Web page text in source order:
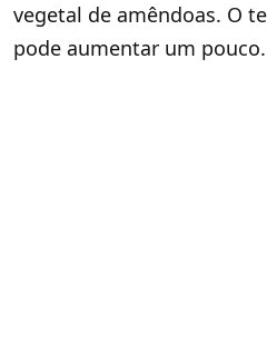
vegetal de amêndoas. O
pode aumentar um pouco.